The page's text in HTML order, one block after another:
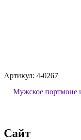
Артикул: 4-0267
Мужское портмоне
Сайт